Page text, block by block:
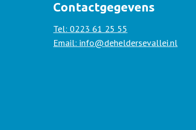
Contactgegevens
Tel: 0223 61 25 55
Email: info@deheldersevallei.nl